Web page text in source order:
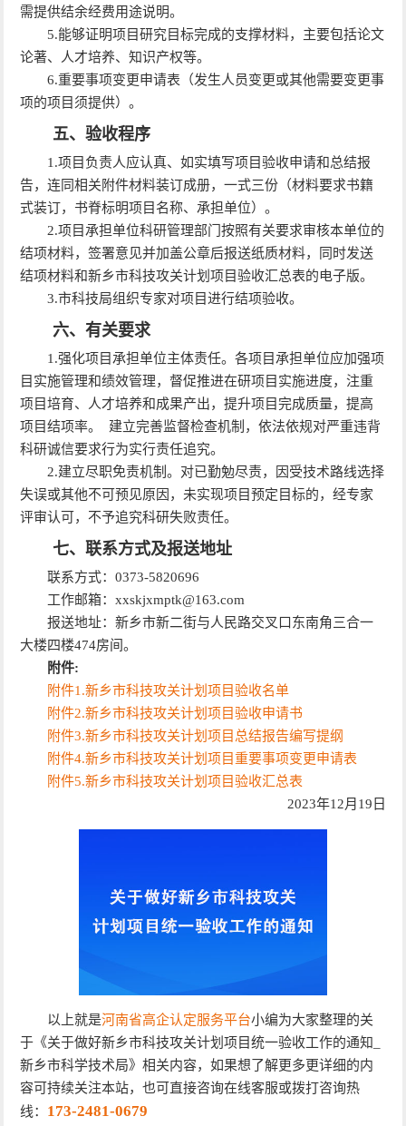
需提供结余经费用途说明。
5.能够证明项目研究目标完成的支撑材料，主要包括论文
论著、人才培养、知识产权等。
6.重要事项变更申请表（发生人员变更或其他需要变更事
项的项目须提供）。
五、验收程序
1.项目负责人应认真、如实填写项目验收申请和总结报
告，连同相关附件材料装订成册，一式三份（材料要求书籍
式装订，书脊标明项目名称、承担单位）。
2.项目承担单位科研管理部门按照有关要求审核本单位的
结项材料，签署意见并加盖公章后报送纸质材料，同时发送
结项材料和新乡市科技攻关计划项目验收汇总表的电子版。
3.市科技局组织专家对项目进行结项验收。
六、有关要求
1.强化项目承担单位主体责任。各项目承担单位应加强项
目实施管理和绩效管理，督促推进在研项目实施进度，注重
项目培育、人才培养和成果产出，提升项目完成质量，提高
项目结项率。 建立完善监督检查机制，依法依规对严重违背
科研诚信要求行为实行责任追究。
2.建立尽职免责机制。对已勤勉尽责，因受技术路线选择
失误或其他不可预见原因，未实现项目预定目标的，经专家
评审认可，不予追究科研失败责任。
七、联系方式及报送地址
联系方式：0373-5820696
工作邮箱：xxskjxmptk@163.com
报送地址：新乡市新二街与人民路交叉口东南角三合一
大楼四楼474房间。
附件:
附件1.新乡市科技攻关计划项目验收名单
附件2.新乡市科技攻关计划项目验收申请书
附件3.新乡市科技攻关计划项目总结报告编写提纲
附件4.新乡市科技攻关计划项目重要事项变更申请表
附件5.新乡市科技攻关计划项目验收汇总表
2023年12月19日
以上就是河南省高企认定服务平台小编为大家整理的关
于《关于做好新乡市科技攻关计划项目统一验收工作的通知_
新乡市科学技术局》相关内容，如果想了解更多更详细的内
容可持续关注本站，也可直接咨询在线客服或拨打咨询热
线： 173-2481-0679